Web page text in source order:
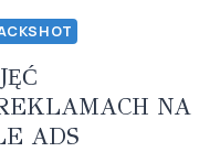
NA
ADS